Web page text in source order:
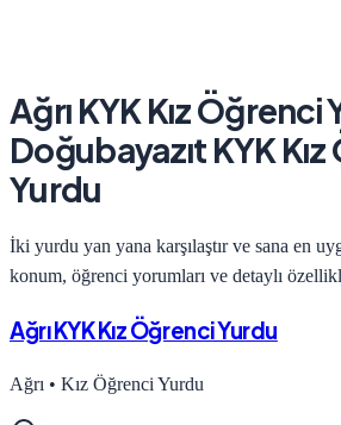
Ağrı KYK Kız Öğrenci
Doğubayazıt KYK
Yurdu
İki yurdu yan yana karşılaştır ve sana en
konum, öğrenci yorumları ve detaylı
Ağrı KYK Kız Öğrenci Yurdu
Ağrı • Kız Öğrenci Yurdu